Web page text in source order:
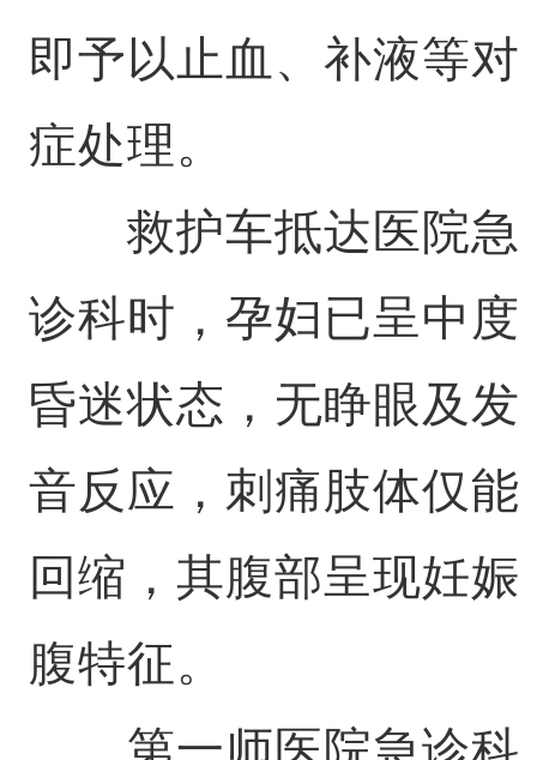
即予以止血、补液等对
症处理。
救护车抵达医院急
诊科时，孕妇已呈中度
昏迷状态，无睁眼及发
音反应，刺痛肢体仅能
回缩，其腹部呈现妊娠
腹特征。
第一师医院急诊科